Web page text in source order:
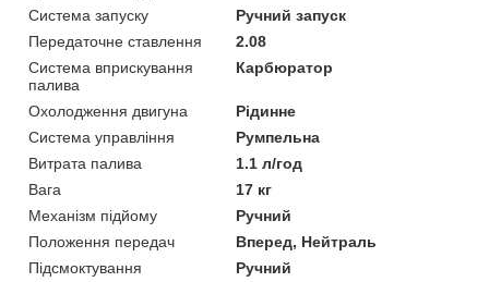
Система запуску
Ручний запуск
Передаточне ставлення
2.08
Система вприскування
палива
Карбюратор
Охолодження двигуна
Рідинне
Система управління
Румпельна
Витрата палива
1.1 л/год
Вага
17 кг
Механізм підйому
Ручний
Положення передач
Вперед, Нейтраль
Підсмоктування
Ручний